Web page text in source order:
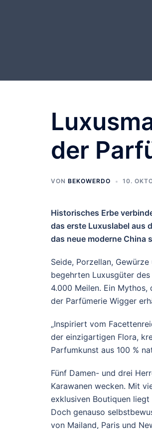
der
VON BEKOWERDO 10.
Historisches Erbe
das erste Luxuslabel aus
das neue moderne China
Seide, Porzellan,
begehrten Luxusgüter
4.000 Meilen. Ein
der Parfümerie Wigger
„Inspiriert vom
der einzigartigen Flora,
Parfumkunst aus 100 %
Fünf Damen- und drei
Karawanen wecken. Mit
exklusiven Boutiquen
Doch genauso
von Mailand, Paris und